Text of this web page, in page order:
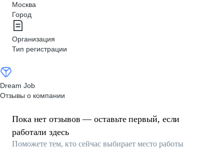
Москва
Город
Организация
Тип регистрации
Dream Job
Отзывы о компании
Пока нет отзывов — оставьте первый, если
работали здесь
Поможете тем, кто сейчас выбирает место работы